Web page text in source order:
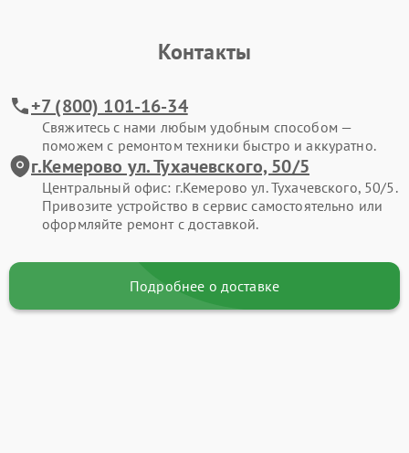
Контакты
+7 (800) 101-16-34
Свяжитесь с нами любым удобным способом —
поможем с ремонтом техники быстро и аккуратно.
г.Кемерово ул. Тухачевского, 50/5
Центральный офис: г.Кемерово ул. Тухачевского, 50/5.
Привозите устройство в сервис самостоятельно или
оформляйте ремонт с доставкой.
Подробнее о доставке